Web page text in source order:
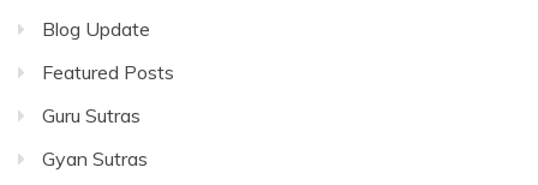
Blog Update
Featured Posts
Guru Sutras
Gyan Sutras